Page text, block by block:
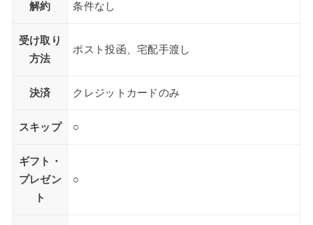
解約 条件なし
受け取り
方法
ポスト投函、宅配手渡し
決済 クレジットカードのみ
スキップ ○
ギフト・
プレゼン
ト
○